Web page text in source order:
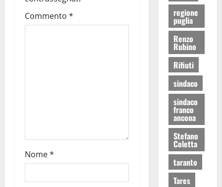
Commento *
Nome*
regione
puglia
Renzo
Rubino
Rifiuti
sindaco
sindaco
franco
ancona
Stefano
Coletta
taranto
Tares